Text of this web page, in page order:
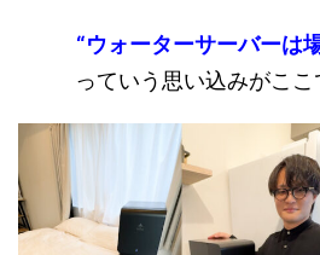
“ウォーターサーバーは
っていう思い込みがここ